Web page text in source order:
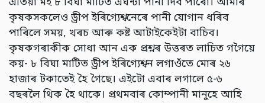
এতিয়া মই ৮ বিঘা মাটিত এঘন্টা পানী দিব পাৰো। আমাৰ
কৃষকসকলেও ড্ৰীপ ইৰিগ্যেশ্বনেৰে পানী যোগান ধৰিব
পাৰিলে সময়, খৰচ আৰু কষ্ট আটাইকেইটা বাচিব।
কৃষকগৰাকীক সোধা আন এক প্ৰশ্নৰ উত্তৰত লাচিত গগৈয়ে
কয়- ৮ বিঘা মাটিত ড্ৰীপ ইৰিগ্যেশ্বন লগাওঁতে মোৰ ২৬
হাজাৰ টকাতেই হৈ গৈছে। এইটো এবাৰ লগালে ৫-৬
বছৰলৈ থিক হৈ থাকে। প্ৰথমবাৰ কোম্পানী মানুহে আহি